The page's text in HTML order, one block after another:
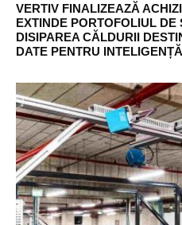
VERTIV FINALIZEAZĂ
EXTINDE PORTOFOLIUL DE
DISIPAREA CĂLDURII
DATE PENTRU